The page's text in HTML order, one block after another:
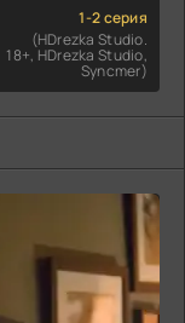
1-2 серия
(HDrezka Studio.
18+, HDrezka Studio,
Syncmer)